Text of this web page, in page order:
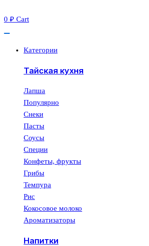
0 ₽ Cart
Категории
Тайская кухня
Лапша
Популярно
Снеки
Пасты
Соусы
Специи
Конфеты, фрукты
Грибы
Темпура
Рис
Кокосовое молоко
Ароматизаторы
Напитки